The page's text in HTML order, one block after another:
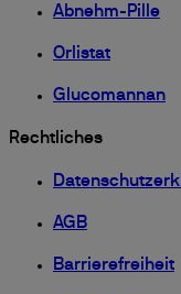
Abnehm-Pille
Orlistat
Glucomannan
Rechtliches
AGB
Barrierefreiheit